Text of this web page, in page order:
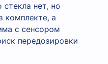
нет, но
комплекте, а
с сенсором
передозировки